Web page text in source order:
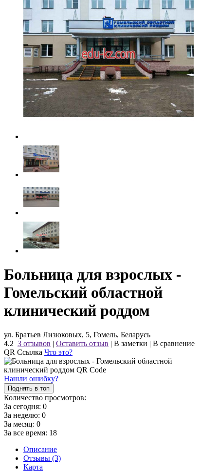
Больница для взрослых -
Гомельский областной
клинический роддом
ул. Братьев Лизюковых, 5, Гомель, Беларусь
4.2 3 отзывов | Оставить отзыв | В заметки | В сравнение
QR Ссылка Что это?
Нашли ошибку?
Поднять в топ
Количество просмотров:
За сегодня: 0
За неделю: 0
За месяц: 0
За все время: 18
Описание
Отзывы (3)
Карта